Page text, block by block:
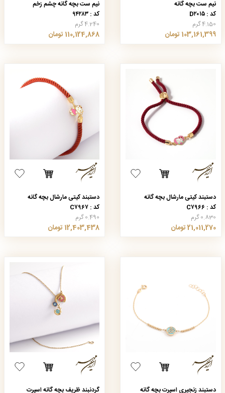
نیم ست بچه گانه
کد : D۲۰۱۵
4.150 گرم
103,161,399 تومان
نیم ست بچه گانه چشم زخم
کد : ۹۴۲۸۳
4.240 گرم
110,124,868 تومان
دستبند کیتی مارشال بچه گانه
کد : C۷۹۶۶
0.830 گرم
21,011,270 تومان
دستبند کیتی مارشال بچه گانه
کد : C۷۹۶۷
0.490 گرم
12,403,438 تومان
دستبند زنجیری اسپرت بچه گانه
گردنبند ظریف بچه گانه اسپرت